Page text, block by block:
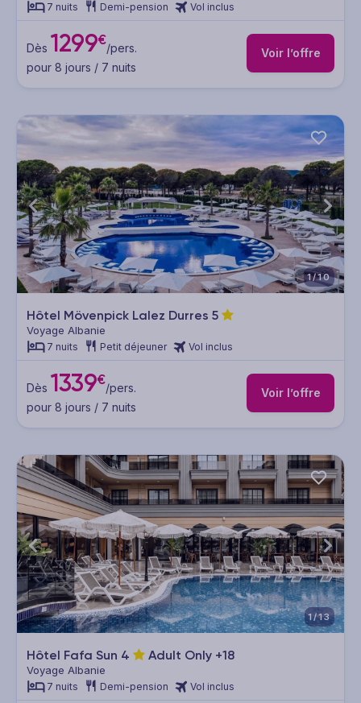
7 nuits Demi-pension Vol inclus
Dès 1299€/pers.
pour 8 jours / 7 nuits
Voir l’offre
1/10
Hôtel Mövenpick Lalez Durres 5
Voyage Albanie
7 nuits Petit déjeuner Vol inclus
Dès 1339€/pers.
pour 8 jours / 7 nuits
Voir l’offre
1/13
Hôtel Fafa Sun 4 Adult Only +18
Voyage Albanie
7 nuits Demi-pension Vol inclus